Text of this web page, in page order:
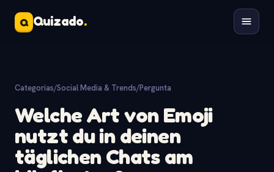
Q Quizado.
Categorias/Social Media & Trends/Pergunta
Welche Art von Emoji
nutzt du in deinen
täglichen Chats am